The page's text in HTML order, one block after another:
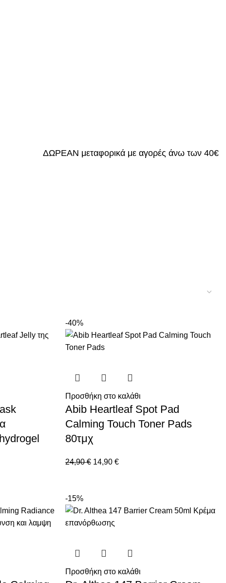
ΔΩΡΕΑΝ μεταφορικά με αγορές άνω των 40€
-40%
Προσθήκη στο καλάθι
Abib Heartleaf Spot Pad
Calming Touch Toner Pads
80τμχ
24,90€ 14,90 €
-15%
Προσθήκη στο καλάθι